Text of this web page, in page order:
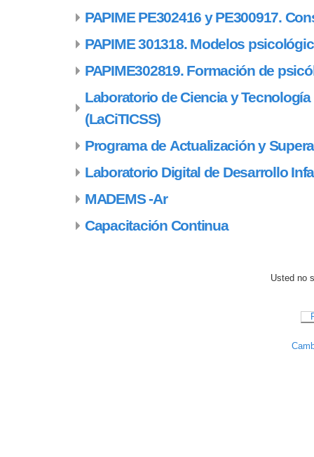
PAPIME PE302416 y PE300917.
PAPIME 301318. Modelos
PAPIME302819. Formación de
Laboratorio de Ciencia y
(LaCiTICSS)
Programa de Actualización y
Laboratorio Digital de Desarrollo
MADEMS -Ar
Capacitación Continua
Usted no